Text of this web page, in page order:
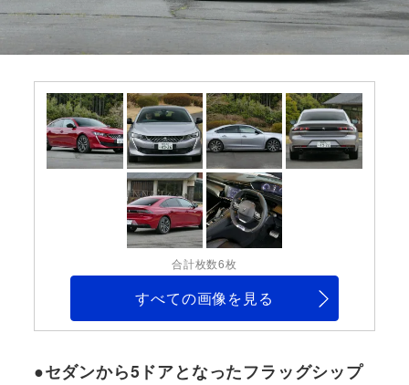
合計枚数6枚
すべての画像を見る
●セダンから5ドアとなったフラッグシップ